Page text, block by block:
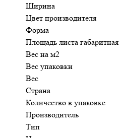
Ширина
Цвет производителя
Форма
Площадь листа габаритная
Вес на м2
Вес упаковки
Вес
Страна
Количество в упаковке
Производитель
Тип